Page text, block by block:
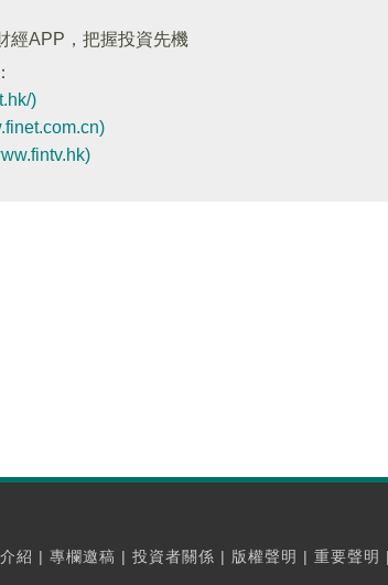
經APP，把握投資先機
)
紹 | 專欄邀稿 | 投資者關係 | 版權聲明 | 重要聲明 |